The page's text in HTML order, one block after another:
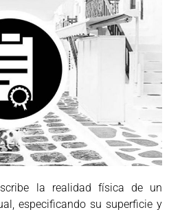
la realidad física de un
especificando su superficie y